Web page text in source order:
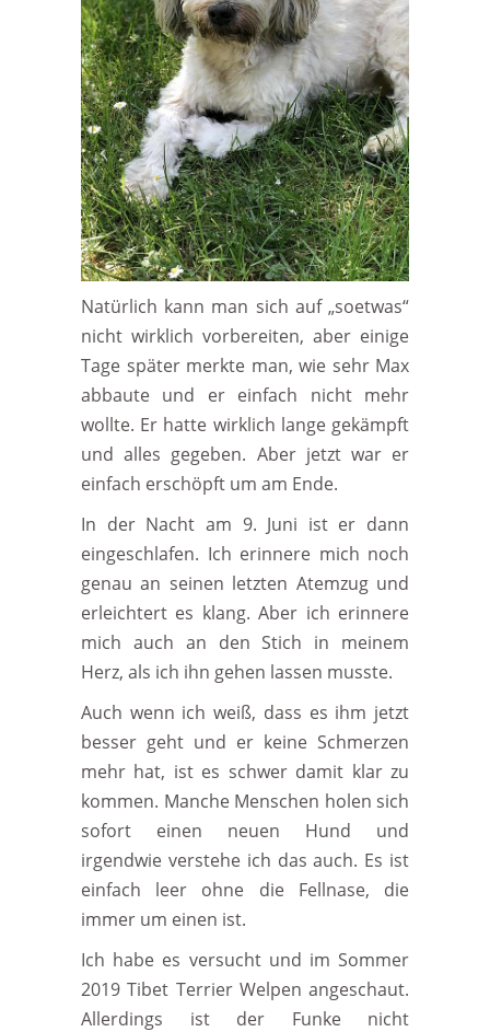
Natürlich kann man sich auf „soetwas“
nicht wirklich vorbereiten, aber einige
Tage später merkte man, wie sehr Max
abbaute und er einfach nicht mehr
wollte. Er hatte wirklich lange gekämpft
und alles gegeben. Aber jetzt war er
einfach erschöpft um am Ende.
In der Nacht am 9. Juni ist er dann
eingeschlafen. Ich erinnere mich noch
genau an seinen letzten Atemzug und
erleichtert es klang. Aber ich erinnere
mich auch an den Stich in meinem
Herz, als ich ihn gehen lassen musste.
Auch wenn ich weiß, dass es ihm jetzt
besser geht und er keine Schmerzen
mehr hat, ist es schwer damit klar zu
kommen. Manche Menschen holen sich
sofort einen neuen Hund und
irgendwie verstehe ich das auch. Es ist
einfach leer ohne die Fellnase, die
immer um einen ist.
Ich habe es versucht und im Sommer
2019 Tibet Terrier Welpen angeschaut.
Allerdings ist der Funke nicht